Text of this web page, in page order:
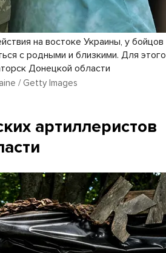
на востоке Украины, у бойцов
с родными и близкими. Для этого
Донецкой области
/ Getty Images
артиллеристов